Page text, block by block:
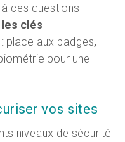
ces questions
les clés
: place aux badges,
pour une
vos sites
niveaux de sécurité